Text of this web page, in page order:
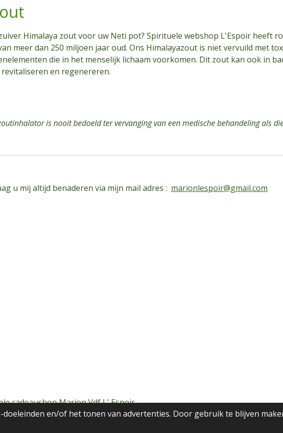
en/of het tonen van advertenties. Door gebruik te blijven
Himalaya zout voor uw Neti pot? Spirituele webshop L'Espoir heeft
meer dan 250 miljoen jaar oud. Ons Himalayazout is niet vervuild met
die in het menselijk lichaam voorkomen. Dit zout kan ook in
en regenereren.
is nooit bedoeld ter vervanging van een medische behandeling als
u mij altijd benaderen via mijn mail adres : marionlespoir@gmail.com
cadeaushop Marion Vdf L' Espoir